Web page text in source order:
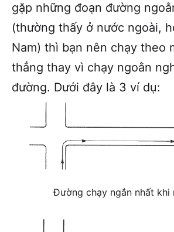
gặp những đoạn đường
(thường thấy ở nước ngoài,
Nam) thì bạn nên chạy theo
thẳng thay vì chạy ngoằn
đường. Dưới đây là 3 ví dụ:
Đường chạy ngắn nhất khi